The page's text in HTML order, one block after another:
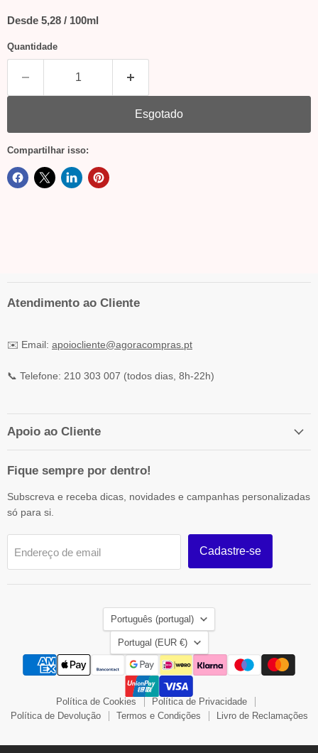
Desde 5,28 / 100ml
Quantidade
Esgotado
Compartilhar isso:
Atendimento ao Cliente
✉️ Email: apoiocliente@agoracompras.pt
📞 Telefone: 210 303 007 (todos dias, 8h-22h)
Apoio ao Cliente
Fique sempre por dentro!
Subscreva e receba dicas, novidades e campanhas personalizadas
só para si.
Endereço de email Cadastre-se
Idioma
Português (portugal)
País
Portugal (EUR €)
Política de Cookies
Política de Privacidade
Política de Devolução
Termos e Condições Livro de Reclamações